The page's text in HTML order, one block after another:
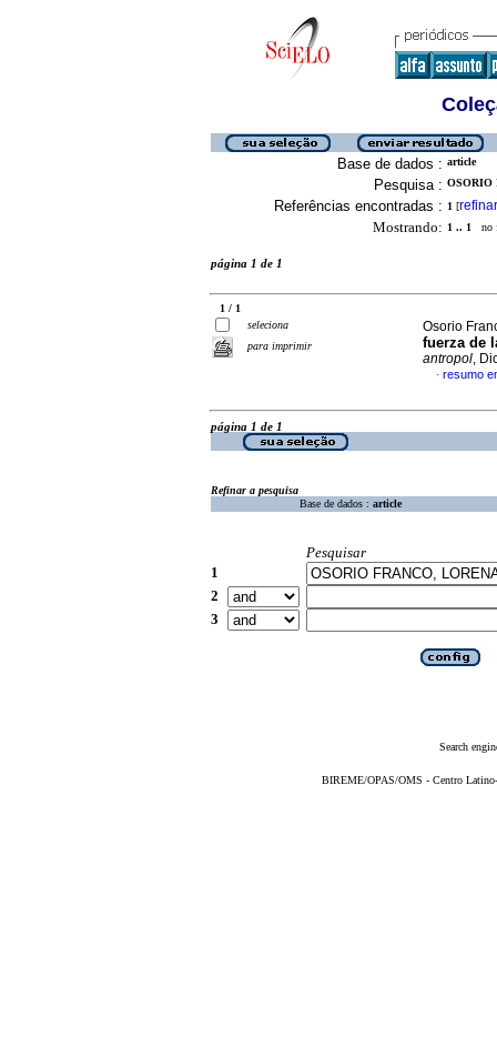
Base de dados : article
Pesquisa : OSORIO
Referências encontradas : 1 [refinar
Mostrando: 1 .. 1 no
página 1 de 1
1 / 1
seleciona
para imprimir
Osorio
fuerza de
antropol,
· resumo
página 1 de 1
Refinar a pesquisa
Base de dados : article
Pesquisar
1
2
3
Search
BIREME/OPAS/OMS - Centro Latino-